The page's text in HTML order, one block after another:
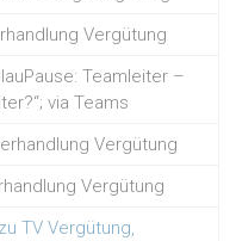
Vergütung
Teamleiter –
via Teams
Vergütung
Vergütung
TV Vergütung,